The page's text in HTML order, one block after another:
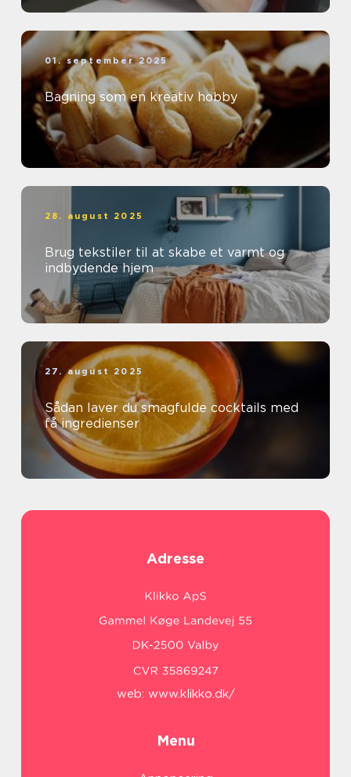
01. september 2025
Bagning som en kreativ hobby
28. august 2025
Brug tekstiler til at skabe et varmt og
indbydende hjem
27. august 2025
Sådan laver du smagfulde cocktails med
få ingredienser
Adresse
web: www.klikko.dk/
Menu